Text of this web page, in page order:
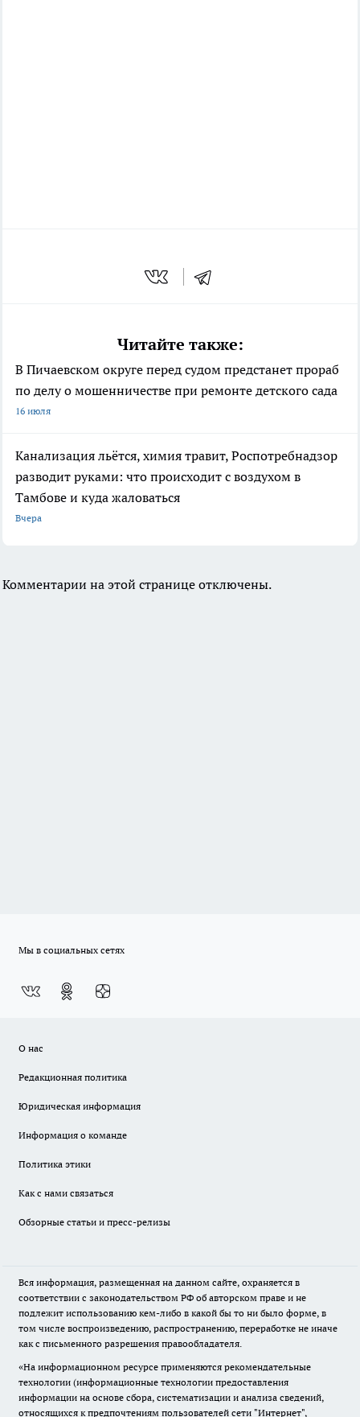
Читайте также:
В Пичаевском округе перед судом предстанет прораб
по делу о мошенничестве при ремонте детского сада
16 июля
Канализация льётся, химия травит, Роспотребнадзор
разводит руками: что происходит с воздухом в
Тамбове и куда жаловаться
Вчера
Комментарии на этой странице отключены.
Мы в социальных сетях
О нас
Редакционная политика
Юридическая информация
Информация о команде
Политика этики
Как с нами связаться
Обзорные статьи и пресс-релизы
Вся информация, размещенная на данном сайте, охраняется в
соответствии с законодательством РФ об авторском праве и не
подлежит использованию кем-либо в какой бы то ни было форме, в
том числе воспроизведению, распространению, переработке не иначе
как с письменного разрешения правообладателя.
«На информационном ресурсе применяются рекомендательные
технологии (информационные технологии предоставления
информации на основе сбора, систематизации и анализа сведений,
относящихся к предпочтениям пользователей сети "Интернет",